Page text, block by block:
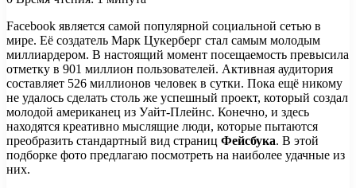
Facebook является самой популярной социальной сетью в
мире. Её создатель Марк Цукерберг стал самым молодым
миллиардером. В настоящий момент посещаемость превысила
отметку в 901 миллион пользователей. Активная аудитория
составляет 526 миллионов человек в сутки. Пока ещё никому
не удалось сделать столь же успешный проект, который создал
молодой американец из Уайт-Плейнс. Конечно, и здесь
находятся креативно мыслящие люди, которые пытаются
преобразить стандартный вид страниц Фейсбука. В этой
подборке фото предлагаю посмотреть на наиболее удачные из
них.